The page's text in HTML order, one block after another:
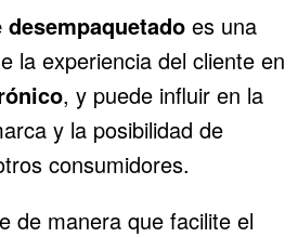
es una
la experiencia del cliente en
, y puede influir en la
y la posibilidad de
consumidores.
de manera que facilite el